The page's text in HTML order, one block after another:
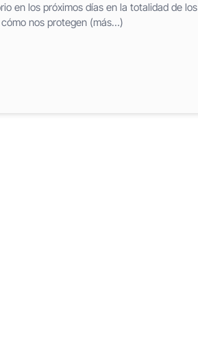
en los próximos días en la totalidad de los
nos protegen (más…)